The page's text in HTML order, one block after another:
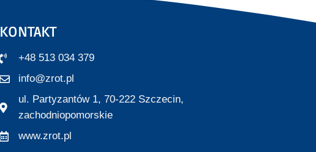
KONTAKT
+48 513 034 379
info@zrot.pl
ul. Partyzantów 1, 70-222 Szczecin,
zachodniopomorskie
www.zrot.pl